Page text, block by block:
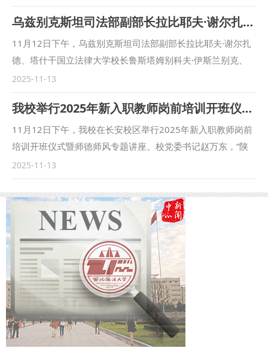
华、四级调研员吴小佳担任主讲人。校党委委员、宣传部部长
燕福民主持活动。 燕福民代表学校对陕西省档案馆专家的到
来表示欢迎。他表示，依托档案资源开展思政教育，是学校深
入推进“大思政课”建设的重要举措和传承红色基因的生动实
践。要进一步深化思政小课堂与社会大课堂的有机融合，构建
多主体参与、多资源整合、多平台联动的“大思政”育人格局，
切实提升思政教育的思想性、理论性和亲和力、针对性。 活
动中，陈凯华、吴小佳分别以《黄河沿岸的精神丰碑》《档案
中的抗战印记》为题，将厚重的档案资源转化为鲜活的育人素
行、中国特色社会主义为什么好。 这堂别开生面的思政课让
历史可知可感、精神可触可及，深化了西法大师生把实现个人
价值同党和国家前途命运紧密相联的责任感与使命感。 学校
将继续探索“大思政课”建设新路径，推动思政教育与现实紧密
结合、与实践充分互动、与时代同频共振，为培养担当民族复
兴大任的时代新人奠定坚实基础。 教师工作部、学工部、研
工部、团委、教务处、马克思主义学院、档案馆、校史馆等部
门负责人及师生代表近200人参加活动。 （供稿：党委宣传部
撰稿：张佼 审核：燕福民）
乌兹别克斯坦司法部副部长拉比耶夫·谢尔扎德一行来我校交流访问并签署合作协议
11月12日下午，乌兹别克斯坦司法部副部长拉比耶夫·谢尔扎
德、塔什干国立法律大学校长鲁斯塔姆别科夫·伊斯兰别克、
副校长伊米诺夫·阿齐祖拉一行来访我校，双方举行合作会谈
并签署合作协议。校党委书记赵万东出席。陕西省委外办，西
安仲裁委员会，陕建三建集团，以及学校相关职能部门、学院
负责人，留学生代表等参会。副校长张荣刚主持合作会谈。
赵万东对拉比耶夫·谢尔扎德一行到访我校表示欢迎。他指
出，在共建“一带一路”和深化中乌全面战略伙伴关系的背景
下，加强法治建设与司法合作领域的交流合作，对服务“一带
一路”规则衔接、构建更加公正合理的国际法治秩序具有重要
意义。愿以此次交流为契机，深化拓展双方在法治比较研究、
涉外法治人才培养、师资互访与联合科研、法律查明与司法合
作平台共建等领域的务实合作，共同打造中亚区域法治互鉴与
人才共育高地，为两国法治互鉴与人文交流注入新动力。 拉
比耶夫·谢尔扎德对我校的热情接待表示感谢，并高度评价我
校在法学研究与涉外法治等方面取得的丰硕成果。他表示，乌
方珍视与学校既有的良好合作，双方通过共建学术平台、共育
法学人才，促进了知识和友谊的交流拓展，期待双方在此基础
上，进一步加强在司法改革、数字正义、比较研究等领域的深
2025-11-13
我校举行2025年新入职教师岗前培训开班仪式暨师德师风专题讲座
11月12日下午，我校在长安校区举行2025年新入职教师岗前
培训开班仪式暨师德师风专题讲座。校党委书记赵万东，“陕
西省高校黄大年式教师团队”负责人、国际法学院（国际仲裁
学院）教授王瀚，相关职能部门负责人及新入职教师参加活
动，活动由副校长马朝琦主持。 赵万东代表学校对2025年新
入职教师致以热烈欢迎与诚挚祝贺。他希望新入职教师明确职
业定位，将教书育人作为终身事业，以“用心、用情、用力”的
态度投身教育教学，关爱学生、勇于创新，与学校同发展、共
奋进。围绕这一目标，他提出四点期望：一要坚守政治方向，
筑牢“为党育人、为国育才”的信仰之基。二要秉持教育初心，
践行以学生为本的育人使命。三要聚焦创新发展，不断提升教
育教学质量。四要加强自身建设，做“经师”和“人师”相统一的
大先生。他勉励大家迅速融入学校，发扬务实作风，将个人成
长与学校发展紧密结合，用智慧与汗水书写新时代教育工作者
2025-11-13